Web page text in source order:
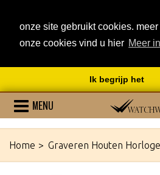
onze site gebruikt cookies.
onze cookies vind u hier Meer
Ik begrijp het
MENU
Home > Graveren Houten Horloge